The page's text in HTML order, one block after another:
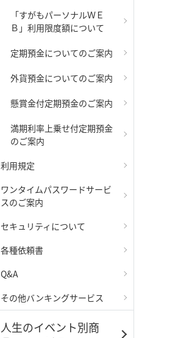
「すがもパーソナルＷＥ
Ｂ」利用限度額について
定期預金についてのご案内
外貨預金についてのご案内
懸賞金付定期預金のご案内
満期利率上乗せ付定期預金
のご案内
利用規定
ワンタイムパスワードサービ
スのご案内
セキュリティについて
各種依頼書
Q&A
その他バンキングサービス
人生のイベント別商